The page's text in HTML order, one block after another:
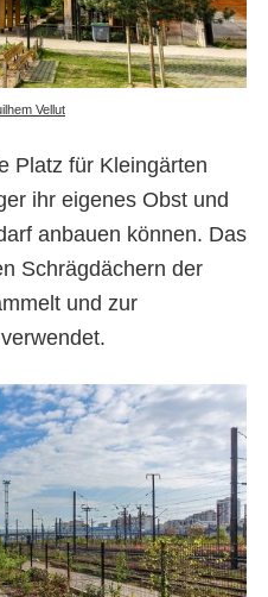
Vellut
Platz für Kleingärten
ihr eigenes Obst und
anbauen können. Das
Schrägdächern der
und zur